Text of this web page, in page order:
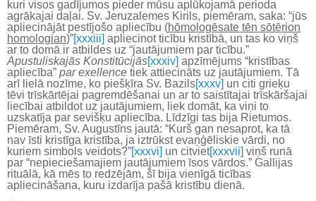
kuri visos gadījumos pieder mūsu aplūkojamā perioda
agrākajai daļai. Sv. Jeruzalemes Kirils, piemēram, saka: “jūs
apliecinājāt pestījošo apliecību (hōmologēsate tēn sōtērion
homologian)”[xxxiii] apliecinot ticību kristībā, un tas ko viņš
ar to domā ir atbildes uz “jautājumiem par ticību.”
Apustuliskajās Konstitūcijās[xxxiv] apzīmējums “kristības
apliecība” par exellence tiek attiecināts uz jautājumiem. Tā
arī lielā nozīme, ko piešķīra Sv. Bazils[xxxv] un citi grieķu
tēvi trīskārtējai pagremdēšanai un ar to saistītajai trīskāršajai
liecībai atbildot uz jautājumiem, liek domāt, ka viņi to
uzskatīja par sevišķu apliecība. Līdzīgi tas bija Rietumos.
Piemēram, Sv. Augustīns jautā: “Kurš gan nesaprot, ka tā
nav īsti kristīga kristība, ja iztrūkst evaņģēliskie vārdi, no
kuriem simbols veidots?”[xxxvi] un citviet[xxxvii] viņš runā
par “nepieciešamajiem jautājumiem īsos vārdos.” Gallijas
rituālā, kā mēs to redzējām, šī bija vienīgā ticības
apliecināšana, kuru izdarīja pašā kristību dienā.